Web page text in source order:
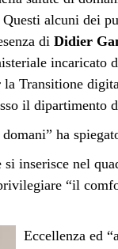
alcuni dei
di Didier
incaricato
Transitione
il dipartimento
ha
inserisce nel
“il
Eccellenza ed